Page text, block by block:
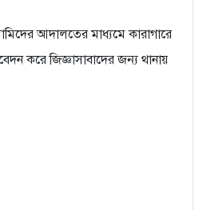
আদালতের মাধ্যমে কারাগারে
করে জিজ্ঞাসাবাদের জন্য থানায়